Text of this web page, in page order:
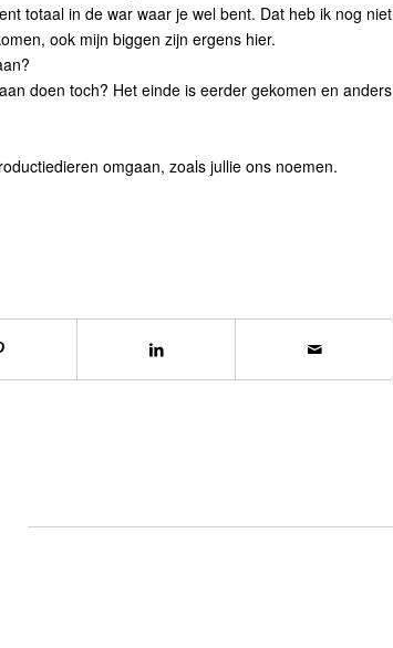
totaal in de war waar je wel bent. Dat heb ik nog niet
ook mijn biggen zijn ergens hier.
doen toch? Het einde is eerder gekomen en anders
omgaan, zoals jullie ons noemen.